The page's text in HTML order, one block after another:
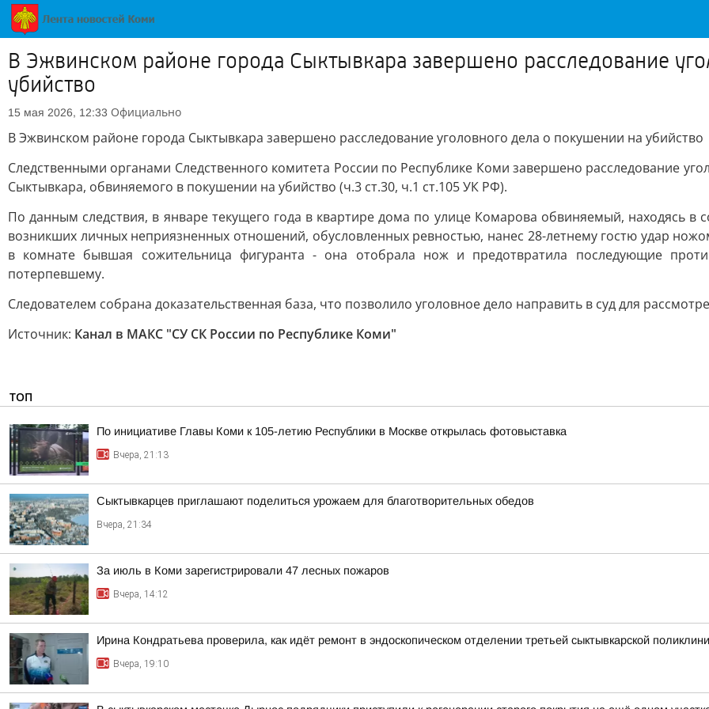
В Эжвинском районе города Сыктывкара завершено расследование
убийство
15 мая 2026, 12:33 Официально
В Эжвинском районе города Сыктывкара завершено расследование уголовного дела о покушении на убийство
Следственными органами Следственного комитета России по Республике Коми завершено расследование
Сыктывкара, обвиняемого в покушении на убийство (ч.3 ст.30, ч.1 ст.105 УК РФ).
По данным следствия, в январе текущего года в квартире дома по улице Комарова обвиняемый, находясь в
возникших личных неприязненных отношений, обусловленных ревностью, нанес 28-летнему гостю удар
в комнате бывшая сожительница фигуранта - она отобрала нож и предотвратила последующие
потерпевшему.
Следователем собрана доказательственная база, что позволило уголовное дело направить в суд для
Источник: Канал в МАКС "СУ СК России по Республике Коми"
ТОП
По инициативе Главы Коми к 105-летию Республики в Москве открылась фотовыставка
Вчера, 21:13
Сыктывкарцев приглашают поделиться урожаем для благотворительных обедов
Вчера, 21:34
За июль в Коми зарегистрировали 47 лесных пожаров
Вчера, 14:12
Ирина Кондратьева проверила, как идёт ремонт в эндоскопическом отделении третьей сыктывкарской
Вчера, 19:10